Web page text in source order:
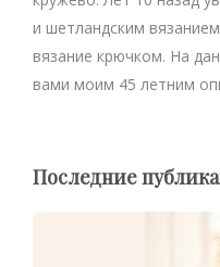
и шетландским
вязание крючком. На
вами моим 45 летним
Последние